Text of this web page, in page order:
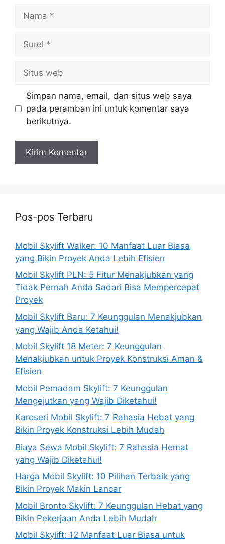
Nama
Surel
Situs
web
Simpan nama, email, dan situs web saya
pada peramban ini untuk komentar saya
berikutnya.
Pos-pos Terbaru
Mobil Skylift Walker: 10 Manfaat Luar Biasa
yang Bikin Proyek Anda Lebih Efisien
Mobil Skylift PLN: 5 Fitur Menakjubkan yang
Tidak Pernah Anda Sadari Bisa Mempercepat
Proyek
Mobil Skylift Baru: 7 Keunggulan Menakjubkan
yang Wajib Anda Ketahui!
Mobil Skylift 18 Meter: 7 Keunggulan
Menakjubkan untuk Proyek Konstruksi Aman &
Efisien
Mobil Pemadam Skylift: 7 Keunggulan
Mengejutkan yang Wajib Diketahui!
Karoseri Mobil Skylift: 7 Rahasia Hebat yang
Bikin Proyek Konstruksi Lebih Mudah
Biaya Sewa Mobil Skylift: 7 Rahasia Hemat
yang Wajib Diketahui!
Harga Mobil Skylift: 10 Pilihan Terbaik yang
Bikin Proyek Makin Lancar
Mobil Bronto Skylift: 7 Keunggulan Hebat yang
Bikin Pekerjaan Anda Lebih Mudah
Mobil Skylift: 12 Manfaat Luar Biasa untuk